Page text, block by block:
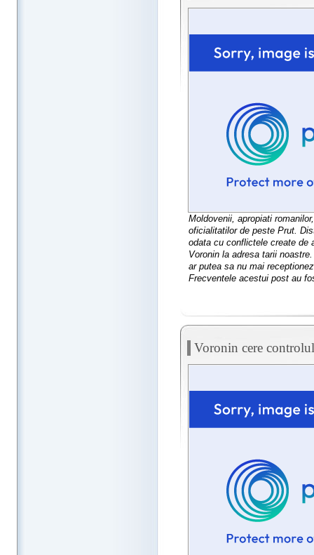
Moldovenii, apropiati
oficialitatilor de peste Prut.
odata cu conflictele create de
Voronin la adresa tarii
ar putea sa nu mai
Frecventele acestui post au
Voronin cere